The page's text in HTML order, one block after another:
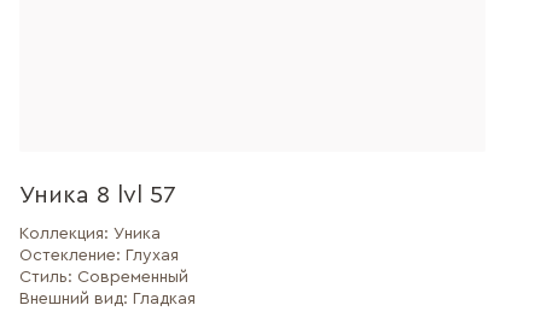
Уника 8 lvl 57
Коллекция: Уника
Остекление: Глухая
Стиль: Современный
Внешний вид: Гладкая